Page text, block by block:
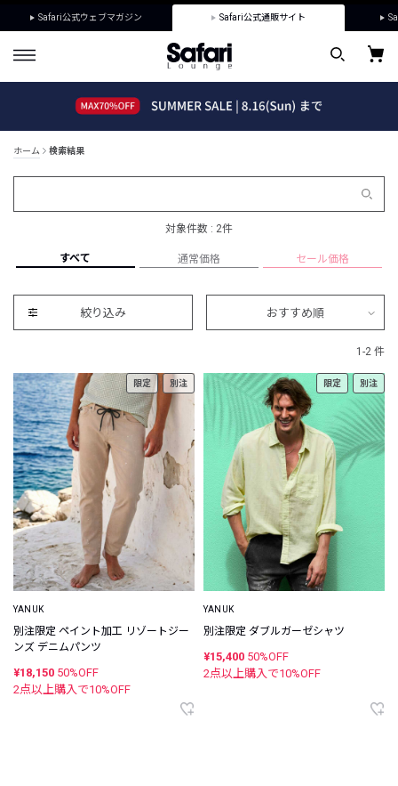
Safari公式ウェブマガジン Safari公式通販サイト
ホーム 検索結果
対象件数 : 2件
すべて 通常価格 セール価格
絞り込み おすすめ順
1-2 件
限定 別注
YANUK
別注限定 ペイント加工 リゾートジー
ンズ デニムパンツ
¥18,150 50%OFF
2点以上購入で10%OFF
限定 別注
YANUK
別注限定 ダブルガーゼシャツ
¥15,400 50%OFF
2点以上購入で10%OFF